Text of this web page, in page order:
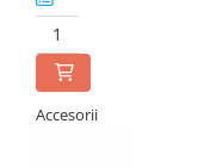
Accesorii